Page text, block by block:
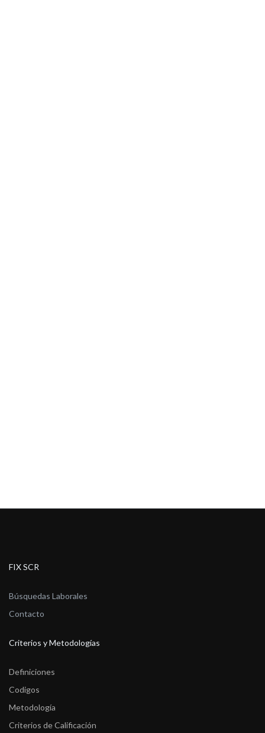
FIX SCR
Búsquedas Laborales
Contacto
Criterios y Metodologías
Definiciones
Codigos
Metodología
Criterios de Calificación